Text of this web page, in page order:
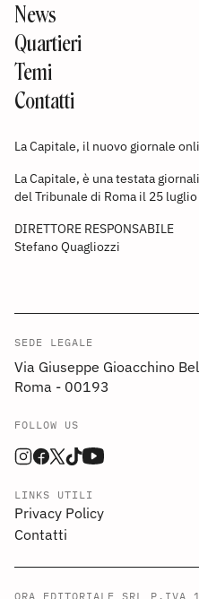
News
Quartieri
Temi
Contatti
La Capitale, il nuovo giornale
La Capitale, è una testata
del Tribunale di Roma il 25
DIRETTORE RESPONSABILE
Stefano Quagliozzi
SEDE LEGALE
Via Giuseppe Gioacchino
Roma - 00193
FOLLOW US
LINKS UTILI
Privacy Policy
Contatti
ORA EDITORIALE SRL P.IVA